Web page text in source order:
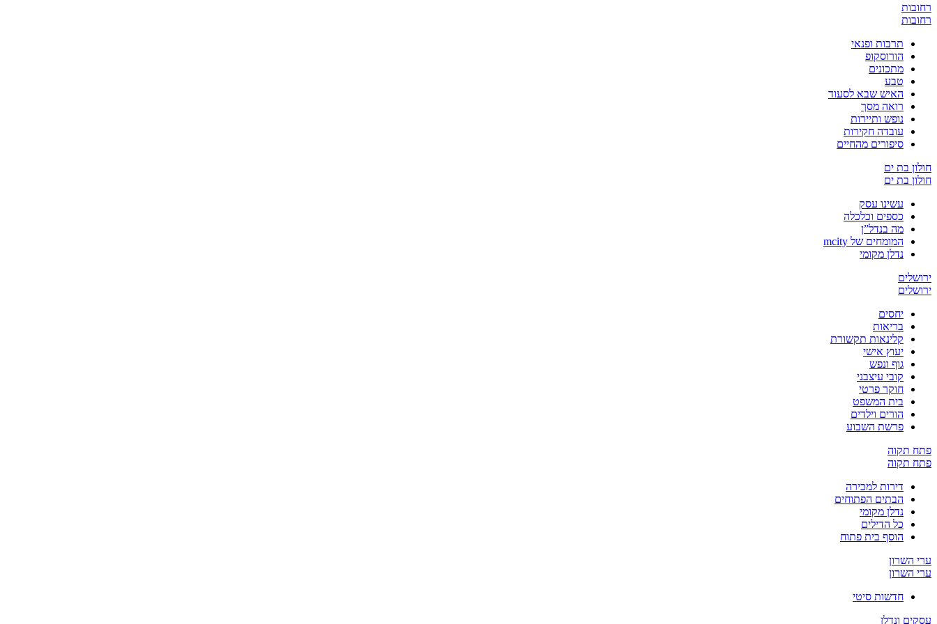
רחובות
רחובות
תרבות ופנאי
הורוסקופ
מתכונים
טבע
האיש שבא לסעוד
רואה מסך
נופש ותיירות
עובדה חקירות
סיפורים מהחיים
חולון בת ים
חולון בת ים
עשינו עסק
כספים וכלכלה
מה בנדל”ן
המומחים של mcity
נדלן מקומי
ירושלים
ירושלים
יחסים
בריאות
קלינאות תקשורת
יעוץ אישי
גוף ונפש
קובי עיצבני
חוקר פרטי
בית המשפט
הורים וילדים
פרשת השבוע
פתח תקוה
פתח תקוה
דירות למכירה
הבתים הפתוחים
נדלן מקומי
כל הדילים
הוסף בית פתוח
ערי השרון
ערי השרון
חדשות סיטי
עסקים ונדלן